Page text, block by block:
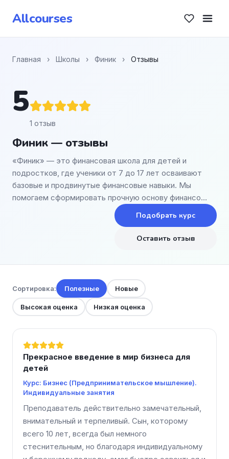
Allcourses
Главная › Школы › Финик › Отзывы
5
1 отзыв
Финик — отзывы
«Финик» — это финансовая школа для детей и
подростков, где ученики от 7 до 17 лет осваивают
базовые и продвинутые финансовые навыки. Мы
помогаем сформировать прочную основу финансо…
Подобрать курс
Оставить отзыв
Сортировка: Полезные Новые
Высокая оценка Низкая оценка
Прекрасное введение в мир бизнеса для
детей
Курс: Бизнес (Предпринимательское мышление).
Индивидуальные занятия
Преподаватель действительно замечательный,
внимательный и терпеливый. Сын, которому
всего 10 лет, всегда был немного
стеснительным, но благодаря индивидуальному